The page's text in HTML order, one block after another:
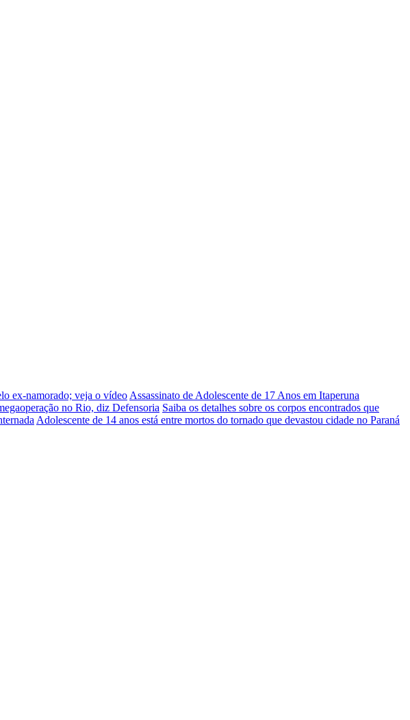
ex-namorado; veja o vídeo Assassinato de Adolescente de 17 Anos em Itaperuna
no Rio, diz Defensoria Saiba os detalhes sobre os corpos encontrados que
Adolescente de 14 anos está entre mortos do tornado que devastou cidade no Paraná